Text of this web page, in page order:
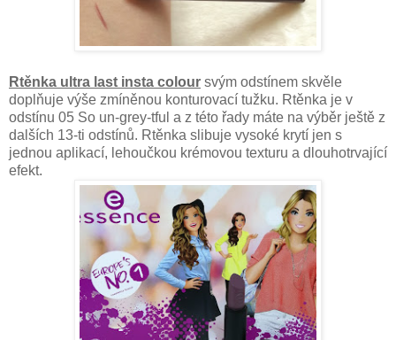
Rtěnka ultra last insta colour svým odstínem skvěle
doplňuje výše zmíněnou konturovací tužku. Rtěnka je v
odstínu 05 So un-grey-tful a z této řady máte na výběr ještě z
dalších 13-ti odstínů. Rtěnka slibuje vysoké krytí jen s
jednou aplikací, lehoučkou krémovou texturu a dlouhotrvající
efekt.